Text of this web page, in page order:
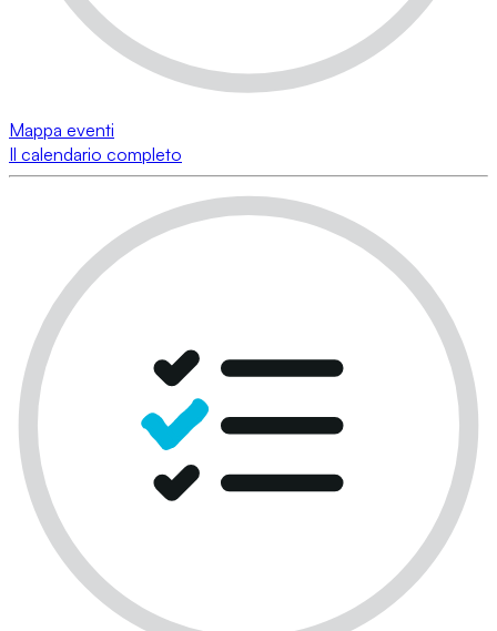
Mappa eventi
Il calendario completo